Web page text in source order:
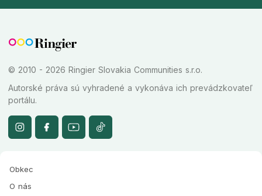
© 2010 - 2026 Ringier Slovakia Communities s.r.o.
Autorské práva sú vyhradené a vykonáva ich prevádzkovateľ
portálu.
Obkec
O nás